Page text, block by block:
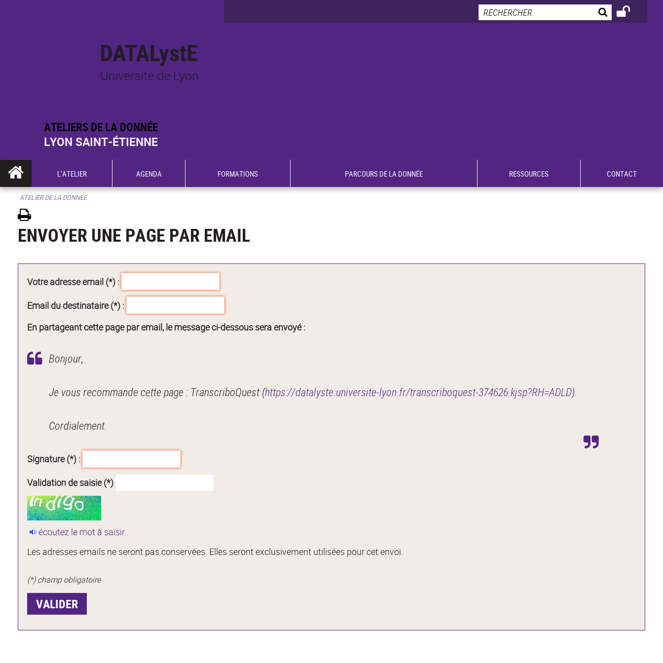
ATELIERS DE LA DONNÉE
LYON SAINT-ÉTIENNE
L'ATELIER AGENDA FORMATIONS PARCOURS DE LA DONNÉE RESSOURCES CONTACT
ATELIER DE LA DONNEE
ENVOYER UNE PAGE PAR EMAIL
Votre adresse email (*) :
Email du destinataire (*) :
En partageant cette page par email, le message ci-dessous sera envoyé :
Bonjour,
Je vous recommande cette page : TranscriboQuest (https://datalyste.universite-lyon.fr/transcriboquest-374626.kjsp?RH=ADLD).
Cordialement.
Signature (*) :
Validation de saisie (*)
écoutez le mot à saisir
Les adresses emails ne seront pas conservées. Elles seront exclusivement utilisées pour cet envoi.
(*) champ obligatoire